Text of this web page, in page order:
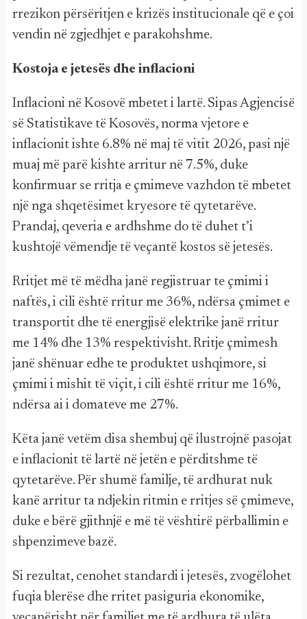
rrezikon përsëritjen e krizës institucionale që e çoi
vendin në zgjedhjet e parakohshme.
Kostoja e jetesës dhe inflacioni
Inflacioni në Kosovë mbetet i lartë. Sipas Agjencisë
së Statistikave të Kosovës, norma vjetore e
inflacionit ishte 6.8% në maj të vitit 2026, pasi një
muaj më parë kishte arritur në 7.5%, duke
konfirmuar se rritja e çmimeve vazhdon të mbetet
një nga shqetësimet kryesore të qytetarëve.
Prandaj, qeveria e ardhshme do të duhet t’i
kushtojë vëmendje të veçantë kostos së jetesës.
Rritjet më të mëdha janë regjistruar te çmimi i
naftës, i cili është rritur me 36%, ndërsa çmimet e
transportit dhe të energjisë elektrike janë rritur
me 14% dhe 13% respektivisht. Rritje çmimesh
janë shënuar edhe te produktet ushqimore, si
çmimi i mishit të viçit, i cili është rritur me 16%,
ndërsa ai i domateve me 27%.
Këta janë vetëm disa shembuj që ilustrojnë pasojat
e inflacionit të lartë në jetën e përditshme të
qytetarëve. Për shumë familje, të ardhurat nuk
kanë arritur ta ndjekin ritmin e rritjes së çmimeve,
duke e bërë gjithnjë e më të vështirë përballimin e
shpenzimeve bazë.
Si rezultat, cenohet standardi i jetesës, zvogëlohet
fuqia blerëse dhe rritet pasiguria ekonomike,